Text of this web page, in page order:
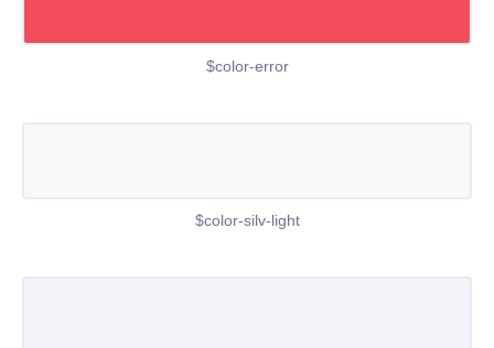
$color-error
$color-silv-light